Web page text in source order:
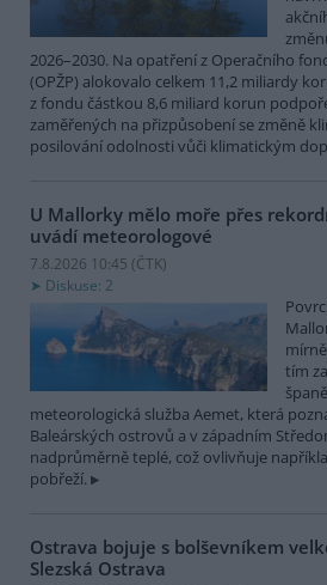
2026–2030. Na opatření z Operačního
(OPŽP) alokovalo celkem 11,2 miliardy
z fondu částkou 8,6 miliard korun
zaměřených na přizpůsobení se změně
posilování odolnosti vůči klimatickým
U Mallorky mělo moře přes
uvádí meteorologové
7.8.2026 10:45 (ČTK)
Diskuse: 2
tím
meteorologická služba Aemet, která
Baleárských ostrovů a v západním
nadprůměrně teplé, což ovlivňuje
pobřeží.
Ostrava bojuje s bolševníkem
Slezská Ostrava